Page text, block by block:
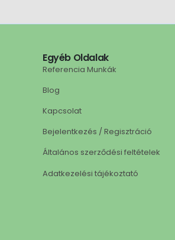
Egyéb Oldalak
Referencia Munkák
Blog
Kapcsolat
Bejelentkezés / Regisztráció
Általános szerződési feltételek
Adatkezelési tájékoztató